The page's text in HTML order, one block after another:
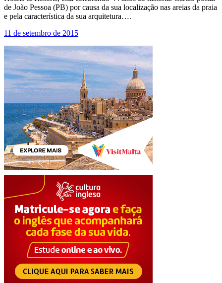
de João Pessoa (PB) por causa da sua localização nas areias da praia
e pela característica da sua arquitetura….
11 de setembro de 2015